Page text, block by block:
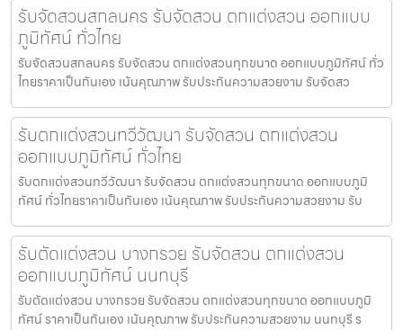
รับจัดสวนสกลนคร รับจัดสวน ตกแต่งสวน ออกแบบ
ภูมิทัศน์ ทั่วไทย
รับจัดสวนสกลนคร รับจัดสวน ตกแต่งสวนทุกขนาด ออกแบบภูมิทัศน์ ทั่ว
ไทยราคาเป็นกันเอง เน้นคุณภาพ รับประกันความสวยงาม รับจัดสว
รับตกแต่งสวนทวีวัฒนา รับจัดสวน ตกแต่งสวน
ออกแบบภูมิทัศน์ ทั่วไทย
รับตกแต่งสวนทวีวัฒนา รับจัดสวน ตกแต่งสวนทุกขนาด ออกแบบภูมิ
ทัศน์ ทั่วไทยราคาเป็นกันเอง เน้นคุณภาพ รับประกันความสวยงาม รับ
รับตัดแต่งสวน บางกรวย รับจัดสวน ตกแต่งสวน
ออกแบบภูมิทัศน์ นนทบุรี
รับตัดแต่งสวน บางกรวย รับจัดสวน ตกแต่งสวนทุกขนาด ออกแบบภูมิ
ทัศน์ ราคาเป็นกันเอง เน้นคุณภาพ รับประกันความสวยงาม นนทบุรี ร